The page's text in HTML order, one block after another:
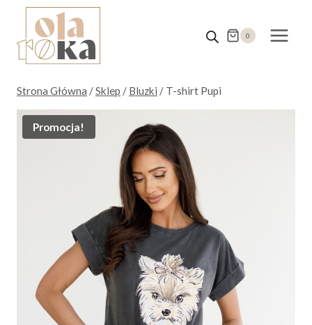
Przejdź
treści
0
Strona Główna /Sklep / Bluzki / T-shirt Pupi
Promocja!